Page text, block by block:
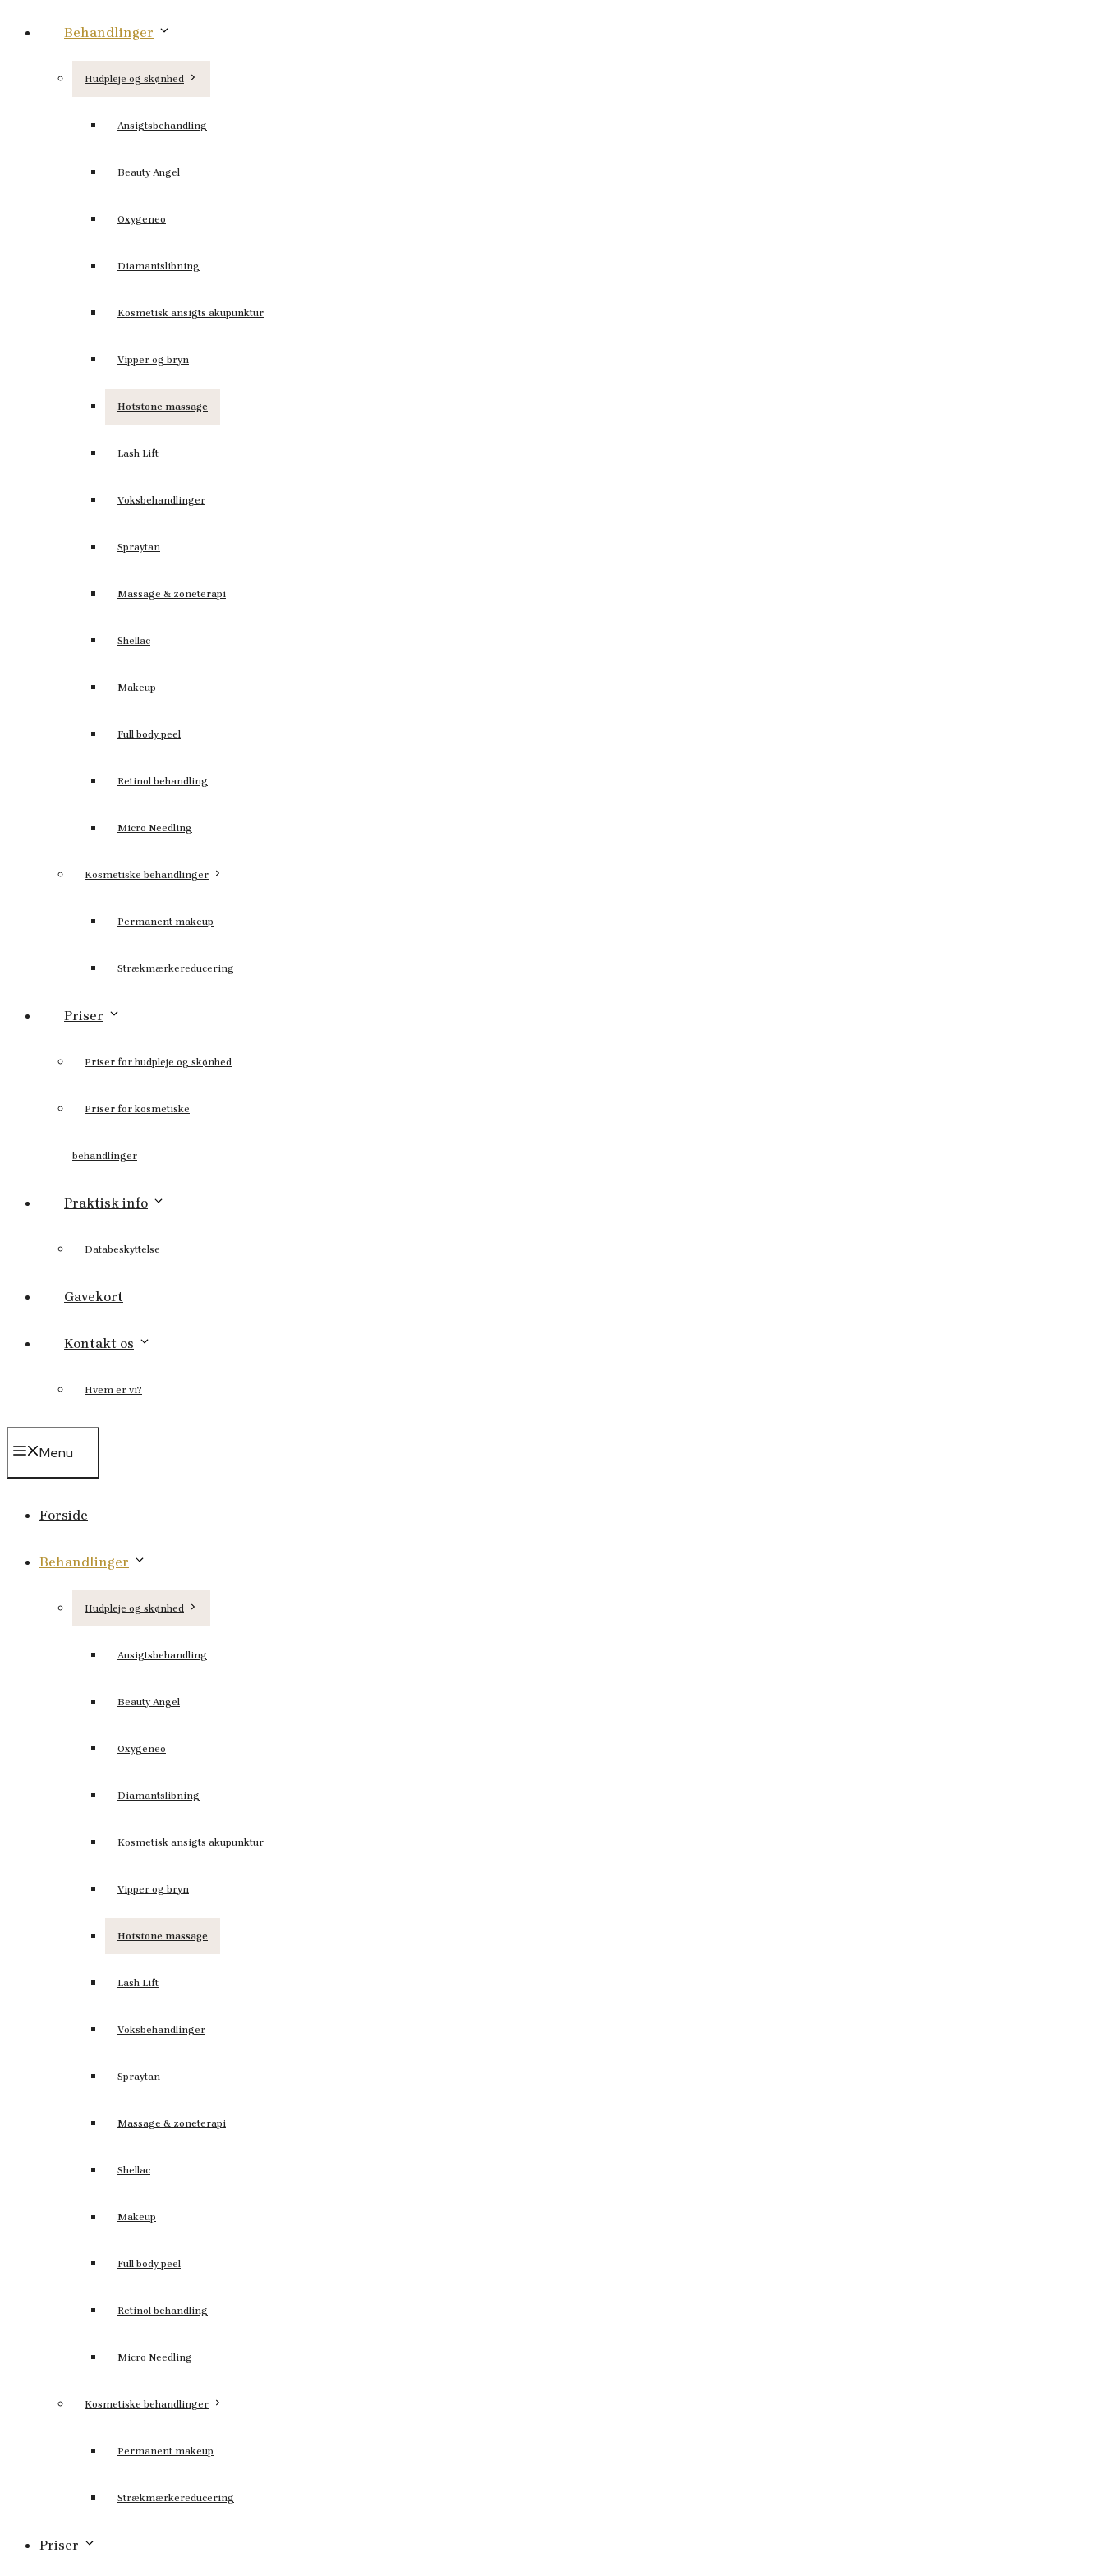
Behandlinger
Hudpleje og skønhed
Ansigtsbehandling
Beauty Angel
Oxygeneo
Diamantslibning
Kosmetisk ansigts akupunktur
Vipper og bryn
Hotstone massage
Lash Lift
Voksbehandlinger
Spraytan
Massage & zoneterapi
Shellac
Makeup
Full body peel
Retinol behandling
Micro Needling
Kosmetiske behandlinger
Permanent makeup
Strækmærkereducering
Priser
Priser for hudpleje og skønhed​
Priser for kosmetiske
behandlinger
Praktisk info
Databeskyttelse
Gavekort
Kontakt os
Hvem er vi?
Menu
Forside
Behandlinger
Hudpleje og skønhed
Ansigtsbehandling
Beauty Angel
Oxygeneo
Diamantslibning
Kosmetisk ansigts akupunktur
Vipper og bryn
Hotstone massage
Lash Lift
Voksbehandlinger
Spraytan
Massage & zoneterapi
Shellac
Makeup
Full body peel
Retinol behandling
Micro Needling
Kosmetiske behandlinger
Permanent makeup
Strækmærkereducering
Priser